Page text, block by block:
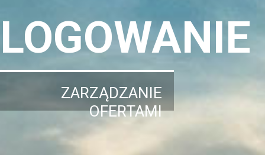
LOGOWANIE
ZARZĄDZANIE
OFERTAMI